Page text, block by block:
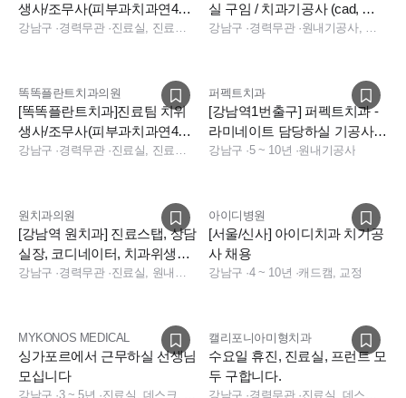
생사/조무사(피부과치과연400/
입사지원금200/1인기숙사)
강남구 ·경력무관· 진료실, 진료팀장, 수술실, 덴쳐
실 구임 / 치과기공사 (cad, 라
미네이트 가능하신분)
강남구 ·경력무관· 원내기공사, 기타, 크라운, 포세린, 캐드캠, 기공실장
똑똑플란트치과의원
[똑똑플란트치과]진료팀 치위
생사/조무사(피부과치과연400/
입사지원금200/1인기숙사)
강남구 ·경력무관· 진료실, 진료팀장, 수술실, 덴쳐
퍼펙트치과
[강남역1번출구] 퍼펙트치과 -
라미네이트 담당하실 기공사
선생님 구인합니다.
강남구 ·5 ~ 10년 ·원내기공사
원치과의원
[강남역 원치과] 진료스탭, 상담
실장, 코디네이터, 치과위생사,
치과기공사 구인
강남구 ·경력무관· 진료실, 원내기공사, 진료실, 데스크
아이디병원
[서울/신사] 아이디치과 치기공
사 채용
강남구 ·4 ~ 10년 ·캐드캠, 교정
MYKONOS MEDICAL
싱가포르에서 근무하실 선생님
모십니다
강남구 ·3 ~ 5년 · 진료실, 데스크, 상담, 경영지원, 진료실, 데스크, 상담, 데스크, 상담, 기타, 원내기공사, 치과 경영지원
캘리포니아미형치과
수요일 휴진, 진료실, 프런트 모
두 구합니다.
강남구 ·경력무관· 진료실, 데스크, 사무직, 경영지원, 진료실, 데스크, 데스크, 전화응대(CS), 기타, 기타 직무, 치과 사무직, 치과 경영지원, 연구원, 기타